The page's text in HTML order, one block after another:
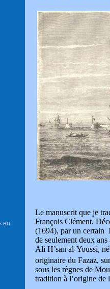
en
Le manuscrit que je
François Clément.
(1694), par un certain
de seulement deux
Ali H’san al-Youssi,
originaire du Fazaz,
sous les règnes de
tradition à l’origine de